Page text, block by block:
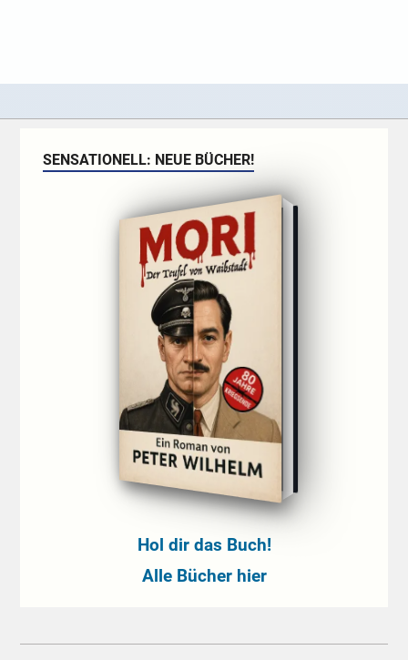
SENSATIONELL: NEUE BÜCHER!
Hol dir das Buch!
Alle Bücher hier